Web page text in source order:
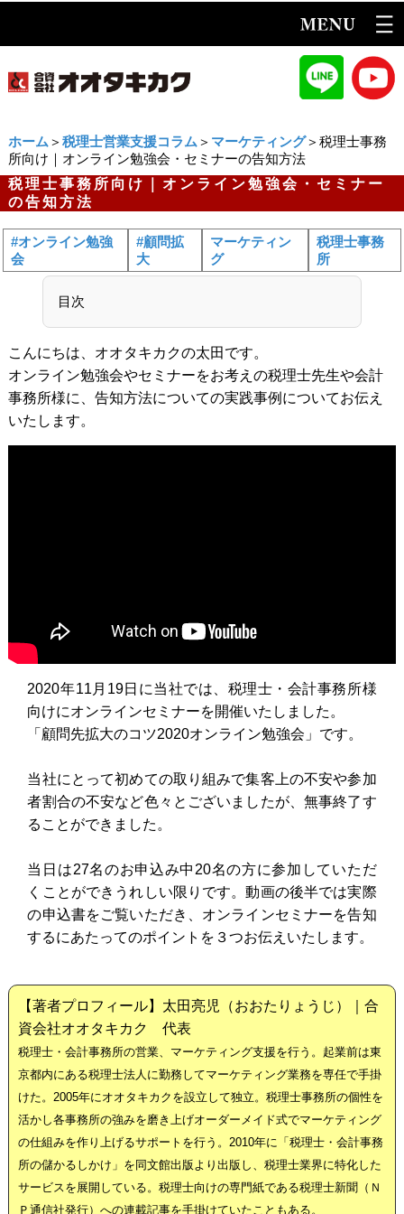
ホーム ＞ 税理士営業支援コラム ＞ マーケティング＞税理士事務
所向け｜オンライン勉強会・セミナーの告知方法
税理士事務所向け｜オンライン勉強会・セミナー
の告知方法
#オンライン勉強
会
#顧問拡
大
マーケティン
グ
税理士事務
所
目次
こんにちは、オオタキカクの太田です。
オンライン勉強会やセミナーをお考えの税理士先生や会計
事務所様に、告知方法についての実践事例についてお伝え
いたします。
2020年11月19日に当社では、税理士・会計事務所様
向けにオンラインセミナーを開催いたしました。
「顧問先拡大のコツ2020オンライン勉強会」です。
当社にとって初めての取り組みで集客上の不安や参加
者割合の不安など色々とございましたが、無事終了す
ることができました。
当日は27名のお申込み中20名の方に参加していただ
くことができうれしい限りです。動画の後半では実際
の申込書をご覧いただき、オンラインセミナーを告知
するにあたってのポイントを３つお伝えいたします。
【著者プロフィール】太田亮児（おおたりょうじ）｜合
資会社オオタキカク 代表
税理士・会計事務所の営業、マーケティング支援を行う。起業前は東
京都内にある税理士法人に勤務してマーケティング業務を専任で手掛
けた。2005年にオオタキカクを設立して独立。税理士事務所の個性を
活かし各事務所の強みを磨き上げオーダーメイド式でマーケティング
の仕組みを作り上げるサポートを行う。2010年に「税理士・会計事務
所の儲かるしかけ」を同文館出版より出版し、税理士業界に特化した
サービスを展開している。税理士向けの専門紙である税理士新聞（Ｎ
Ｐ通信社発行）への連載記事を手掛けていたこともある。